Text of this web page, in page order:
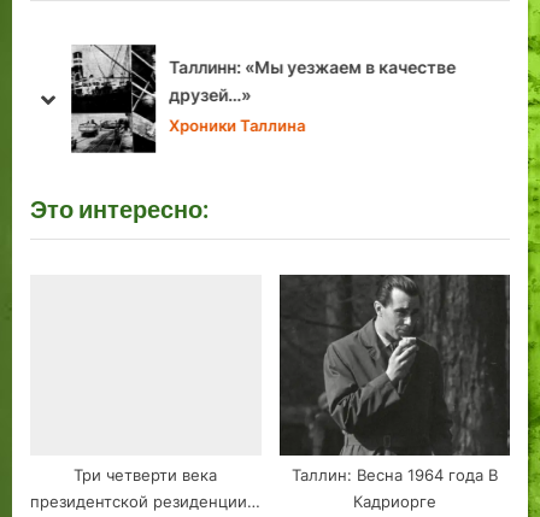
o
s
t
:
Таллинн: «Мы уезжаем в качестве
друзей…»
Хроники Таллина
prev
next
Это интересно:
Три четверти века
президентской резиденции в
Таллин: Весна 1964 года В
Кадриорге